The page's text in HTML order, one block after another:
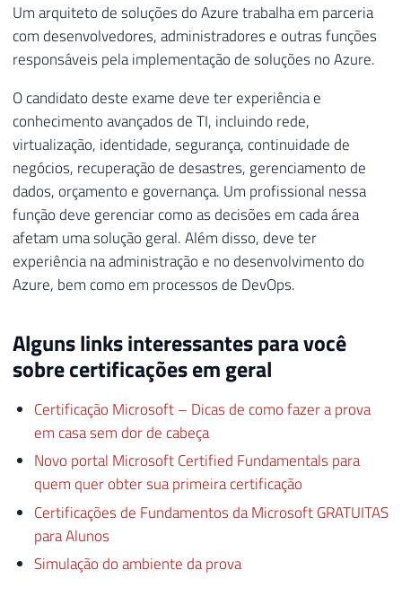
Um arquiteto de soluções do Azure trabalha em parceria
com desenvolvedores, administradores e outras funções
responsáveis pela implementação de soluções no Azure.
O candidato deste exame deve ter experiência e
conhecimento avançados de TI, incluindo rede,
virtualização, identidade, segurança, continuidade de
negócios, recuperação de desastres, gerenciamento de
dados, orçamento e governança. Um profissional nessa
função deve gerenciar como as decisões em cada área
afetam uma solução geral. Além disso, deve ter
experiência na administração e no desenvolvimento do
Azure, bem como em processos de DevOps.
Alguns links interessantes para você
sobre certificações em geral
Certificação Microsoft – Dicas de como fazer a prova
em casa sem dor de cabeça
Novo portal Microsoft Certified Fundamentals para
quem quer obter sua primeira certificação
Certificações de Fundamentos da Microsoft GRATUITAS
para Alunos
Simulação do ambiente da prova